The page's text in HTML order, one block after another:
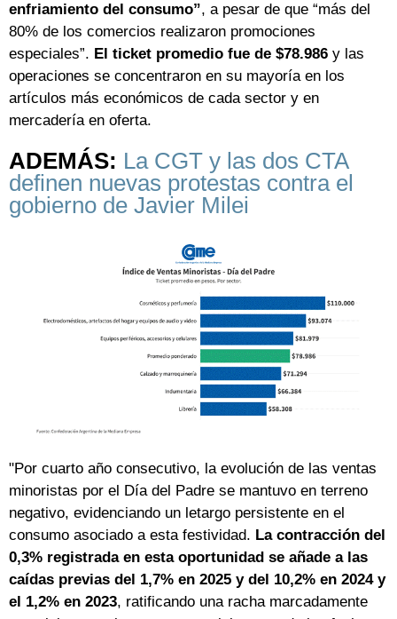
enfriamiento del consumo”, a pesar de que “más del
80% de los comercios realizaron promociones
especiales”. El ticket promedio fue de $78.986 y las
operaciones se concentraron en su mayoría en los
artículos más económicos de cada sector y en
mercadería en oferta.
ADEMÁS: La CGT y las dos CTA
definen nuevas protestas contra el
gobierno de Javier Milei
"Por cuarto año consecutivo, la evolución de las ventas
minoristas por el Día del Padre se mantuvo en terreno
negativo, evidenciando un letargo persistente en el
consumo asociado a esta festividad. La contracción del
0,3% registrada en esta oportunidad se añade a las
caídas previas del 1,7% en 2025 y del 10,2% en 2024 y
el 1,2% en 2023, ratificando una racha marcadamente